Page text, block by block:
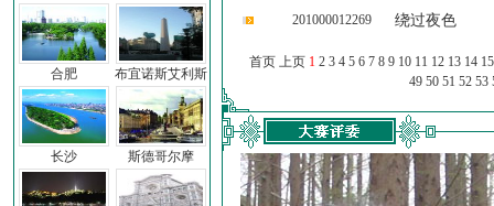
合肥
长沙
布宜诺斯艾利斯
斯德哥尔摩
201000012269 绕过夜色
首页 上页 1 2 3 4 5 6 7 8 9 10 11 12 13 14 15
49 50 51 52 53